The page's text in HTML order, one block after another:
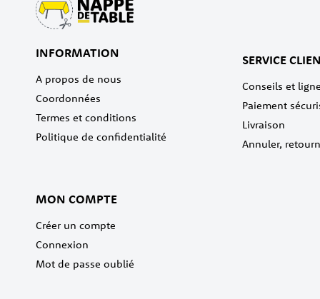
INFORMATION
A propos de nous
Coordonnées
Termes et conditions
Politique de confidentialité
SERVICE
Conseils et
Paiement
Livraison
Annuler,
MON COMPTE
Créer un compte
Connexion
Mot de passe oublié